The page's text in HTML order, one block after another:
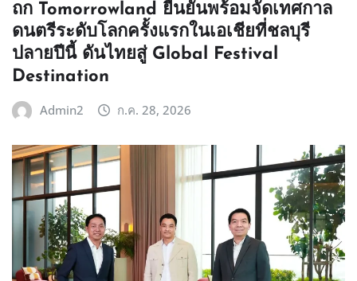
ถก Tomorrowland ยืนยันพร้อมจัดเทศกาล
ดนตรีระดับโลกครั้งแรกในเอเชียที่ชลบุรี
ปลายปีนี้ ดันไทยสู่ Global Festival
Destination
Admin2 ก.ค. 28, 2026